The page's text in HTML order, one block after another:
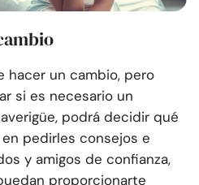
hacer un cambio, pero
si es necesario un
podrá decidir qué
pedirles consejos e
y amigos de confianza,
proporcionarte